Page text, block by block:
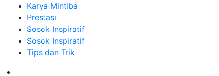
Karya Mintiba
Prestasi
Sosok Inspiratif
Sosok Inspiratif
Tips dan Trik